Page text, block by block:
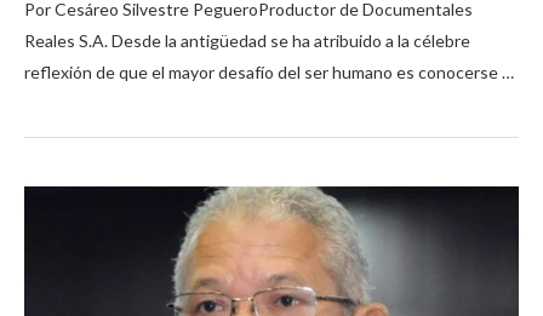
Por Cesáreo Silvestre PegueroProductor de Documentales
Reales S.A. Desde la antigüedad se ha atribuido a la célebre
reflexión de que el mayor desafío del ser humano es conocerse …